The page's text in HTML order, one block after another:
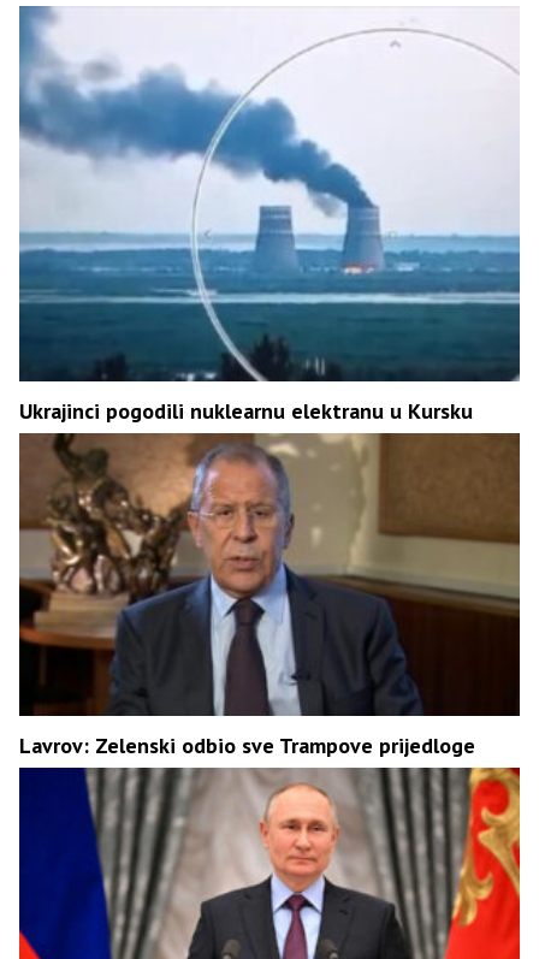
Ukrajinci pogodili nuklearnu elektranu u Kursku
Lavrov: Zelenski odbio sve Trampove prijedloge